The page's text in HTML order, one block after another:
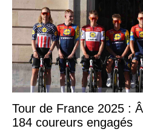
Tour de France 2025 :
184 coureurs engagés